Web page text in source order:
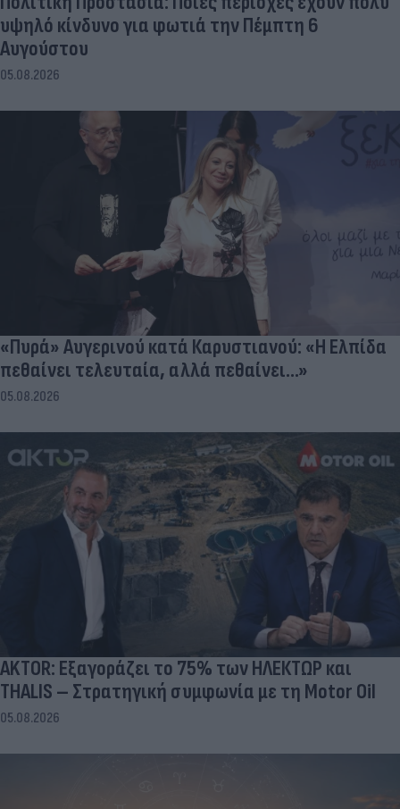
υψηλό κίνδυνο για φωτιά την Πέμπτη 6
Αυγούστου
05.08.2026
«Πυρά» Αυγερινού κατά Καρυστιανού: «Η Ελπίδα
πεθαίνει τελευταία, αλλά πεθαίνει...»
05.08.2026
AKTOR: Εξαγοράζει το 75% των ΗΛΕΚΤΩΡ και
THALIS – Στρατηγική συμφωνία με τη Motor Oil
05.08.2026